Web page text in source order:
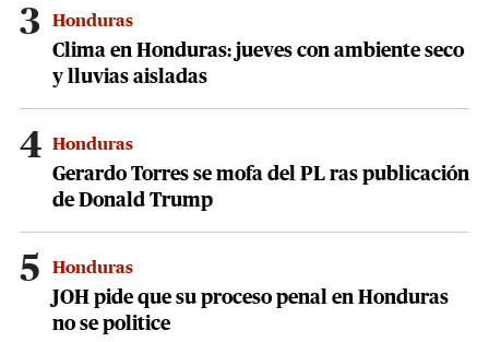
3 Honduras
Clima en Honduras: jueves con ambiente seco
y lluvias aisladas
4 Honduras
Gerardo Torres se mofa del PL ras publicación
de Donald Trump
5 Honduras
JOH pide que su proceso penal en Honduras
no se politice